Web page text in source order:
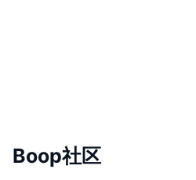
Boop社区